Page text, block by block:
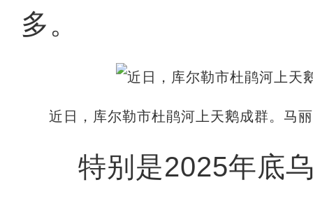
多。
近日，库尔勒市杜鹃河上天鹅成群。马
特别是2025年底乌